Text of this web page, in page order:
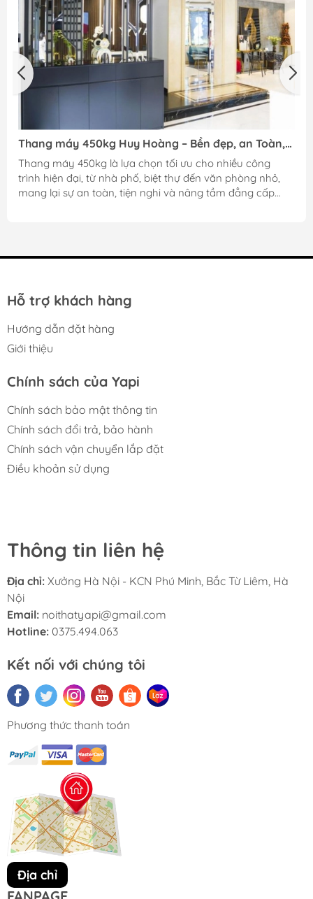
Thang máy 450kg Huy Hoàng – Bền đẹp, an Toàn,
dẫn đầu chất lượng
Thang máy 450kg là lựa chọn tối ưu cho nhiều công
trình hiện đại, từ nhà phố, biệt thự đến văn phòng nhỏ,
mang lại sự an toàn, tiện nghi và nâng tầm đẳng cấp
Hỗ trợ khách hàng
Hướng dẫn đặt hàng
Giới thiệu
Chính sách của Yapi
Chính sách bảo mật thông tin
Chính sách đổi trả, bảo hành
Chính sách vận chuyển lắp đặt
Điều khoản sử dụng
Thông tin liên hệ
Địa chỉ: Xưởng Hà Nội - KCN Phú Minh, Bắc Từ Liêm, Hà
Nội
Email: noithatyapi@gmail.com
Hotline: 0375.494.063
Kết nối với chúng tôi
Phương thức thanh toán
Địa chỉ